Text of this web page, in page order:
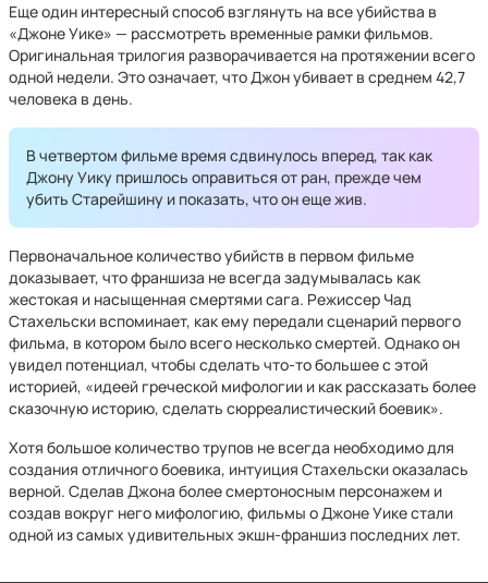
Еще один интересный способ взглянуть на все убийства в
«Джоне Уике» — рассмотреть временные рамки фильмов.
Оригинальная трилогия разворачивается на протяжении всего
одной недели. Это означает, что Джон убивает в среднем 42,7
человека в день.
В четвертом фильме время сдвинулось вперед, так как
Джону Уику пришлось оправиться от ран, прежде чем
убить Старейшину и показать, что он еще жив.
Первоначальное количество убийств в первом фильме
доказывает, что франшиза не всегда задумывалась как
жестокая и насыщенная смертями сага. Режиссер Чад
Стахельски вспоминает, как ему передали сценарий первого
фильма, в котором было всего несколько смертей. Однако он
увидел потенциал, чтобы сделать что-то большее с этой
историей, «идеей греческой мифологии и как рассказать более
сказочную историю, сделать сюрреалистический боевик».
Хотя большое количество трупов не всегда необходимо для
создания отличного боевика, интуиция Стахельски оказалась
верной. Сделав Джона более смертоносным персонажем и
создав вокруг него мифологию, фильмы о Джоне Уике стали
одной из самых удивительных экшн-франшиз последних лет.